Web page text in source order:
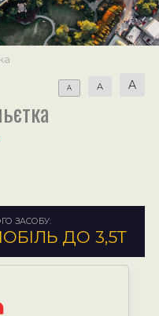
A A A
ЗАСОБУ:
ДО 3,5Т